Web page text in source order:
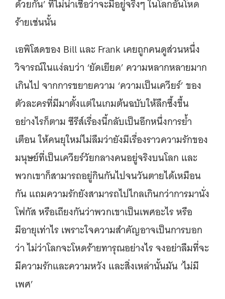
ด้วยกัน’ ที่ไม่น่าเชื่อว่าจะมีอยู่จริงๆ ในโลกอันโหด
ร้ายเช่นนั้น
เอพิโสดของ Bill และ Frank เคยถูกคนดูส่วนหนึ่ง
วิจารณ์ในแง่ลบว่า ‘ยัดเยียด’ ความหลากหลายมาก
เกินไป จากการขยายความ ‘ความเป็นเควียร์’ ของ
ตัวละครที่มีมาตั้งแต่ในเกมต้นฉบับให้ลึกซึ้งขึ้น
อย่างไรก็ตาม ซีรีส์เรื่องนี้กลับเป็นอีกหนึ่งการย้ำ
เตือน ให้คนยุใหม่ไม่ลืมว่ายังมีเรื่องราวความรักของ
มนุษย์ที่เป็นเควียร์วัยกลางคนอยู่จริงบนโลก และ
พวกเขาก็สามารถอยู่กินกันไปจนวันตายได้เหมือน
กัน แถมความรักยังสามารถไปไกลเกินกว่าการมานั่ง
โฟกัส หรือเถียงกันว่าพวกเขาเป็นเพศอะไร หรือ
มีอายุเท่าไร เพราะใจความสำคัญอาจเป็นการบอก
ว่า ไม่ว่าโลกจะโหดร้ายทารุณอย่างไร จงอย่าลืมที่จะ
มีความรักและความหวัง และสิ่งเหล่านั้นมัน ‘ไม่มี
เพศ’